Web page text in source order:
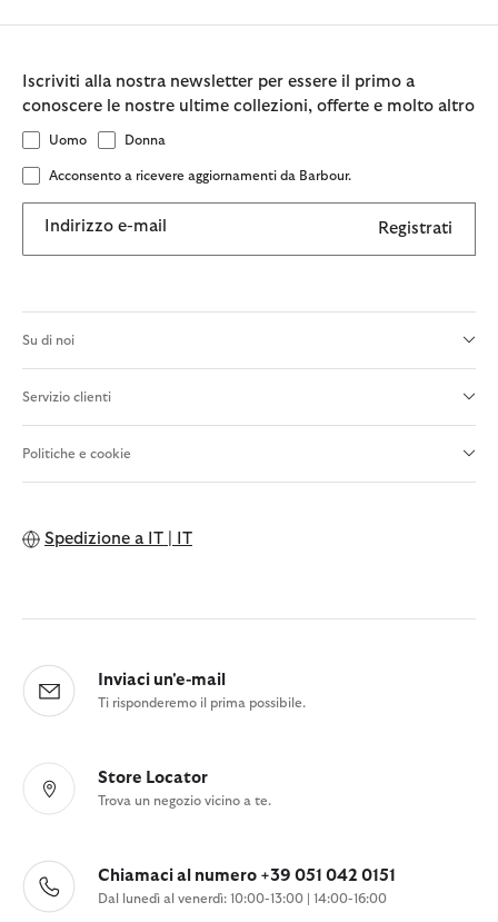
Iscriviti alla nostra newsletter per essere il primo a
conoscere le nostre ultime collezioni, offerte e molto altro
Uomo Donna
Acconsento a ricevere aggiornamenti da Barbour.
Indirizzo e-mail Registrati
Su di noi
Servizio clienti
Politiche e cookie
Spedizione a IT | IT
Inviaci un'e-mail
Ti risponderemo il prima possibile.
Store Locator
Trova un negozio vicino a te.
Chiamaci al numero +39 051 042 0151
Dal lunedì al venerdì: 10:00-13:00 | 14:00-16:00